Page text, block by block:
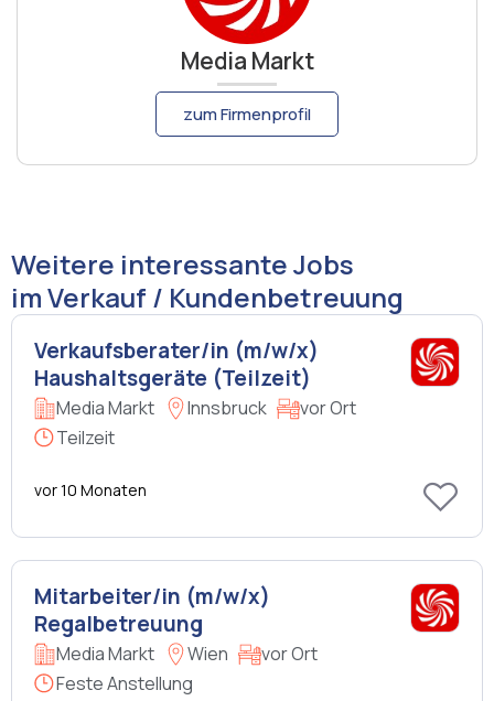
Media Markt
zum Firmenprofil
Weitere interessante Jobs
im Verkauf / Kundenbetreuung
Verkaufsberater/in (m/w/x)
Haushaltsgeräte (Teilzeit)
Media Markt Innsbruck
vor Ort
Teilzeit
vor 10 Monaten
Mitarbeiter/in (m/w/x)
Regalbetreuung
Media Markt Wien
vor Ort
Feste Anstellung